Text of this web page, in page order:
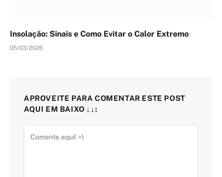
Insolação: Sinais e Como Evitar o Calor Extremo
05/03/2026
APROVEITE PARA COMENTAR ESTE POST
AQUI EM BAIXO ↓↓: